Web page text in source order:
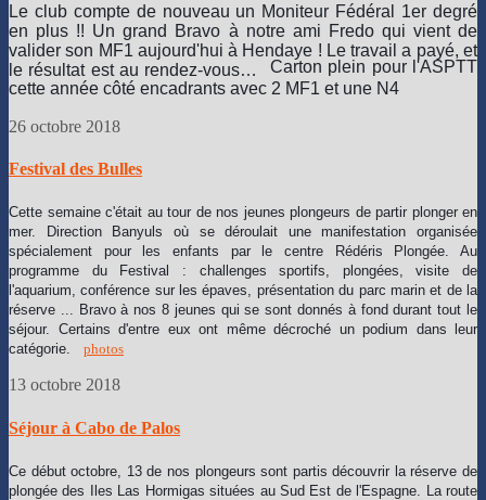
Le club compte de nouveau un Moniteur Fédéral 1er degré
en plus !! Un grand Bravo à notre ami Fredo qui vient de
valider son MF1 aujourd'hui à Hendaye ! Le travail a payé, et
le résultat est au rendez-vous…
Carton plein pour l'ASPTT
cette année côté encadrants avec 2 MF1 et une N4
26 octobre 2018
Festival des Bulles
Cette semaine c'était au tour de nos jeunes plongeurs de partir plonger en
mer. Direction Banyuls où se déroulait une manifestation organisée
spécialement pour les enfants par le centre Rédéris Plongée. Au
programme du Festival : challenges sportifs, plongées, visite de
l'aquarium, conférence sur les épaves, présentation du parc marin et de la
réserve ... Bravo à nos 8 jeunes qui se sont donnés à fond durant tout le
séjour. Certains d'entre eux ont même décroché un podium dans leur
catégorie.
photos
13 octobre 2018
Séjour à Cabo de Palos
Ce début octobre, 13 de nos plongeurs sont partis découvrir la réserve de
plongée des Iles Las Hormigas situées au Sud Est de l'Espagne. La route